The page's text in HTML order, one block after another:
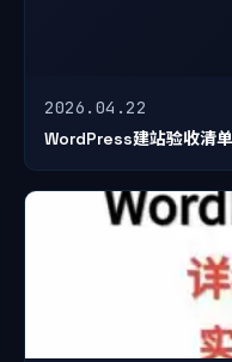
2026.04.22
WordPress建站验收清